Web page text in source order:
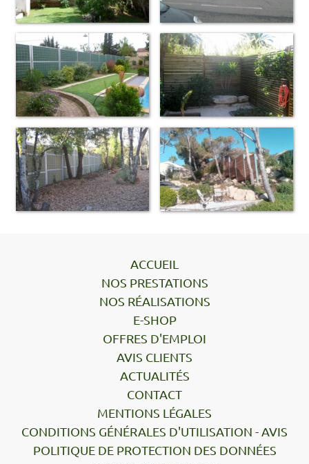
ACCUEIL
NOS PRESTATIONS
NOS RÉALISATIONS
E-SHOP
OFFRES D'EMPLOI
AVIS CLIENTS
ACTUALITÉS
CONTACT
MENTIONS LÉGALES
CONDITIONS GÉNÉRALES D'UTILISATION - AVIS
POLITIQUE DE PROTECTION DES DONNÉES